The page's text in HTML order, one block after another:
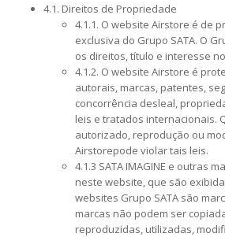
4.1. Direitos de Propriedade
4.1.1. O website Airstore é de
exclusiva do Grupo SATA. O
os direitos, título e interesse
4.1.2. O website Airstore é
autorais, marcas, patentes,
concorrência desleal,
leis e tratados internacionais.
autorizado, reprodução ou
Airstorepode violar tais leis.
4.1.3 SATA IMAGINE e outras
neste website, que são
websites Grupo SATA são
marcas não podem ser
reproduzidas, utilizadas,